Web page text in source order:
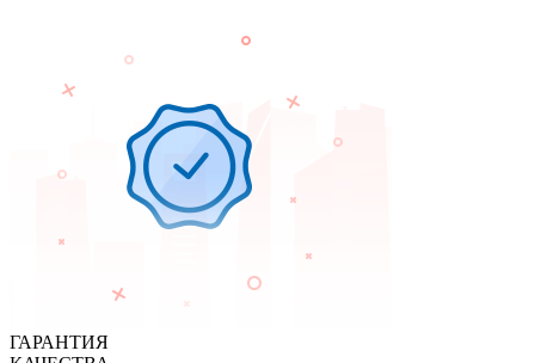
ГАРАНТИЯ